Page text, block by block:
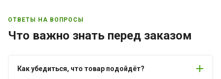
ОТВЕТЫ НА ВОПРОСЫ
Что важно знать перед заказом
Как убедиться, что товар подойдёт?